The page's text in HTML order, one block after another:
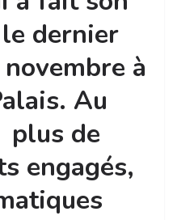
dernier
à
Au
plus de
engagés,